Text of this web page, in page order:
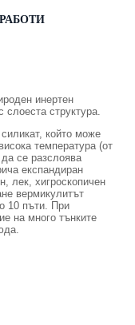
инертен
структура.
който може
температура (от
се разслоява
експандиран
лек, хигроскопичен
вермикулитът
10 пъти. При
на много тънките